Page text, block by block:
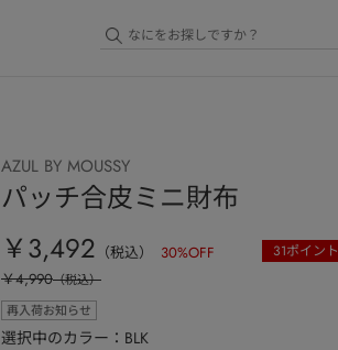
AZUL BY MOUSSY
パッチ合皮ミニ財布
￥3,492 （税込） 30%OFF 31ポイン
￥4,990（税込）
再入荷お知らせ
選択中のカラー：BLK